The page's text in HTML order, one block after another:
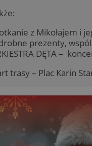
z Mikołajem i
prezenty,
DĘTA –
trasy – Plac Karin